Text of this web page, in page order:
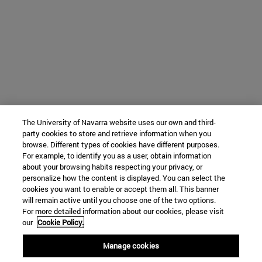
The University of Navarra website uses our own and third-
party cookies to store and retrieve information when you
browse. Different types of cookies have different purposes.
For example, to identify you as a user, obtain information
about your browsing habits respecting your privacy, or
personalize how the content is displayed. You can select the
cookies you want to enable or accept them all. This banner
will remain active until you choose one of the two options.
For more detailed information about our cookies, please visit
our Cookie Policy.
Manage cookies